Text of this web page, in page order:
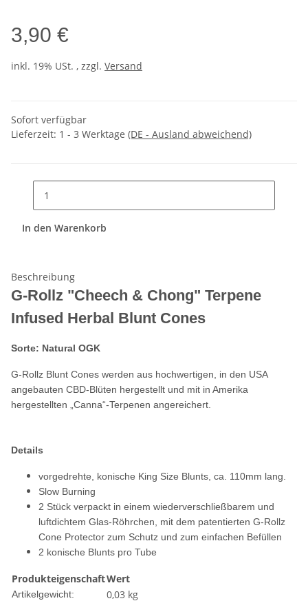
3,90 €
inkl. 19% USt. , zzgl. Versand
Sofort verfügbar
Lieferzeit: 1 - 3 Werktage (DE - Ausland abweichend)
In den Warenkorb
Beschreibung
G-Rollz "Cheech & Chong" Terpene
Infused Herbal Blunt Cones
Sorte: Natural OGK
G-Rollz Blunt Cones werden aus hochwertigen, in den USA
angebauten CBD-Blüten hergestellt und mit in Amerika
hergestellten „Canna“-Terpenen angereichert.
Details
vorgedrehte, konische King Size Blunts, ca. 110mm lang.
Slow Burning
2 Stück verpackt in einem wiederverschließbarem und
luftdichtem Glas-Röhrchen, mit dem patentierten G-Rollz
Cone Protector zum Schutz und zum einfachen Befüllen
2 konische Blunts pro Tube
ProdukteigenschaftWert
Artikelgewicht: 0,03 kg